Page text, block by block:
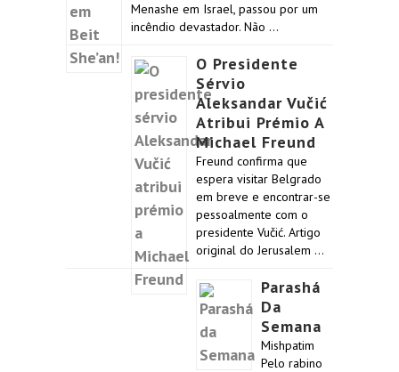
Menashe em Israel, passou por um
incêndio devastador. Não …
O Presidente
Sérvio
Aleksandar Vučić
Atribui Prémio A
Michael Freund
Freund confirma que
espera visitar Belgrado
em breve e encontrar-se
pessoalmente com o
presidente Vučić. Artigo
original do Jerusalem …
Parashá
Da
Semana
Mishpatim
Pelo rabino